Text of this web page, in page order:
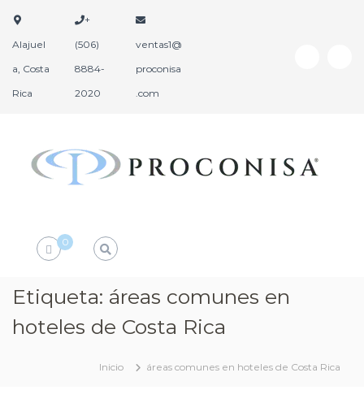
Alajuel
a, Costa
Rica
+
(506)
8884-
2020
ventas1@
proconisa
.com
0
Etiqueta: áreas comunes en
hoteles de Costa Rica
Inicio áreas comunes en hoteles de Costa Rica